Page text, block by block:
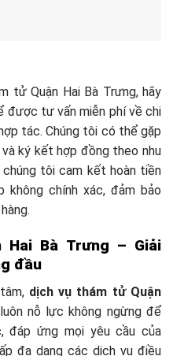
tử Quận Hai Bà Trưng, hãy
được tư vấn miễn phí về chi
tác. Chúng tôi có thể gặp
ký kết hợp đồng theo nhu
tôi cam kết hoàn tiền
không chính xác, đảm bảo
Hai Bà Trưng – Giải
đầu
dịch vụ thám tử Quận
nỗ lực không ngừng để
đáp ứng mọi yêu cầu của
đa dạng các dịch vụ điều